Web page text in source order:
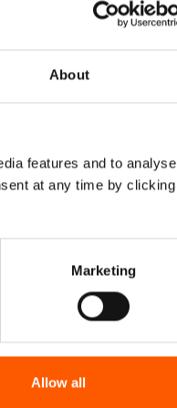
About
features and to analyse
at any time by clicking
Marketing
Allow all
de
å
er